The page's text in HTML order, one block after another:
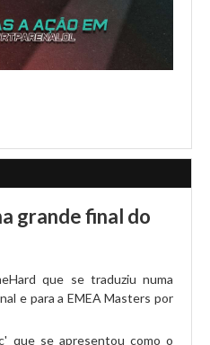
grande final do
que se traduziu numa
e para a EMEA Masters por
que se apresentou como o